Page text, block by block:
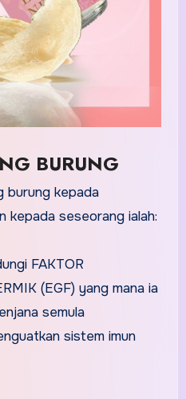
BURUNG
burung kepada
kepada seseorang ialah:
FAKTOR
(EGF) yang mana ia
semula
sistem imun